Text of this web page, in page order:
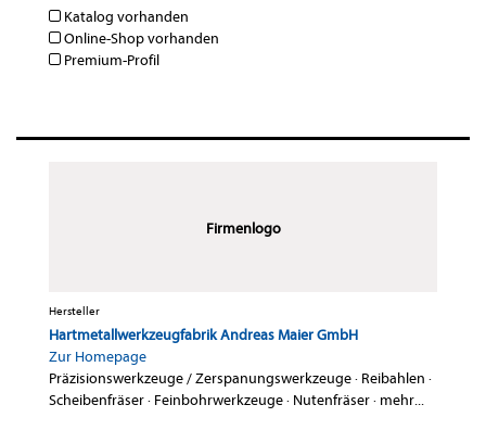
Katalog vorhanden
Online-Shop vorhanden
Premium-Profil
Firmenlogo
Hersteller
Hartmetallwerkzeugfabrik Andreas Maier GmbH
Zur Homepage
Präzisionswerkzeuge / Zerspanungswerkzeuge· Reibahlen ·
Scheibenfräser· Feinbohrwerkzeuge· Nutenfräser· mehr...